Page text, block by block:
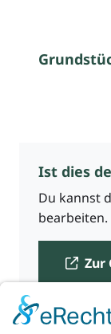
Ist dies
Du kannst
bearbeiten.
Zur